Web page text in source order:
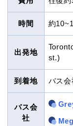
時間 約
出発地
st.)
到着地 バス会
バス会
社